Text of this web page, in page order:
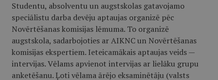
Studentu, absolventu un augstskolas gatavojamo
speciālistu darba devēju aptaujas organizē pēc
Novērtēšanas komisijas lēmuma. To organizē
augstskola, sadarbojoties ar AIKNC un Novērtēšanas
komisijas ekspertiem. Ieteicamākais aptaujas veids —
intervijas. Vēlams apvienot intervijas ar lielāku grupu
anketēšanu. Ļoti vēlama ārējo eksaminētāju (valsts